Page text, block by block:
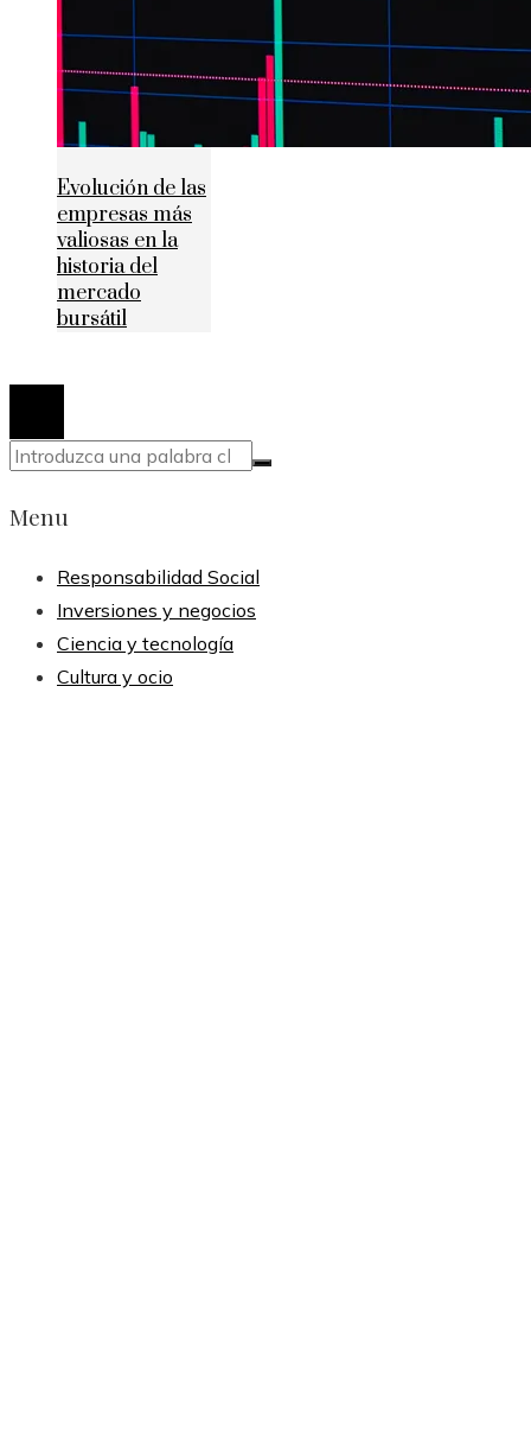
Evolución de las
empresas más
valiosas en la
historia del
mercado
bursátil
Menu
Responsabilidad Social
Inversiones y negocios
Ciencia y tecnología
Cultura y ocio